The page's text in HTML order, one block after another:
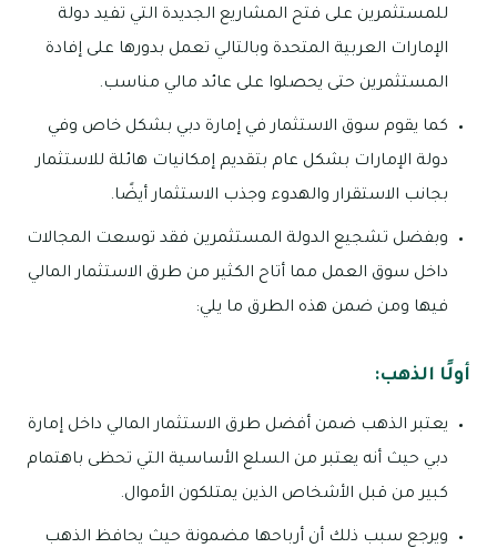
للمستثمرين على فتح المشاريع الجديدة التي تفيد دولة
الإمارات العربية المتحدة وبالتالي تعمل بدورها على إفادة
المستثمرين حتى يحصلوا على عائد مالي مناسب.
كما يقوم سوق الاستثمار في إمارة دبي بشكل خاص وفي
دولة الإمارات بشكل عام بتقديم إمكانيات هائلة للاستثمار
بجانب الاستقرار والهدوء وجذب الاستثمار أيضًا.
وبفضل تشجيع الدولة المستثمرين فقد توسعت المجالات
داخل سوق العمل مما أتاح الكثير من طرق الاستثمار المالي
فيها ومن ضمن هذه الطرق ما يلي:
أولًا الذهب:
يعتبر الذهب ضمن أفضل طرق الاستثمار المالي داخل إمارة
دبي حيث أنه يعتبر من السلع الأساسية التي تحظى باهتمام
كبير من قبل الأشخاص الذين يمتلكون الأموال.
ويرجع سبب ذلك أن أرباحها مضمونة حيث يحافظ الذهب